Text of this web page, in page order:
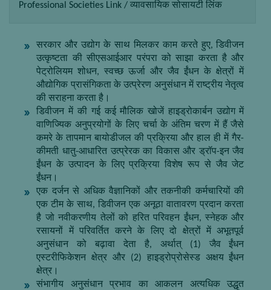
Professional Societies Link / व्यावसायिक सोसायटी लिंक
सरकार और उद्योग के साथ मिलकर काम करते हुए, डिवीजन
उत्कृष्टता की सीएसआईआर परंपरा को साझा करता है और
पेट्रोलियम शोधन, स्वच्छ ऊर्जा और जैव ईंधन के क्षेत्रों में
औद्योगिक प्रासंगिकता के उत्प्रेरण अनुसंधान में राष्ट्रीय नेतृत्व
की सराहना करता है।
डिवीजन में की गई कई मौलिक खोजें हाइड्रोकार्बन उद्योग में
वाणिज्यिक अनुप्रयोगों के लिए चर्चा के अंतिम चरण में हैं जैसे
कमरे के तापमान बायोडीजल की प्रक्रिया और हाल ही में गैर-
कीमती धातु-आधारित उत्प्रेरक का विकास और ड्रॉप-इन जैव
ईंधन के उत्पादन के लिए प्रक्रिया विशेष रूप से जैव जेट
ईंधन।
एक दर्जन से अधिक वैज्ञानिकों और तकनीकी कर्मचारियों की
एक टीम के साथ, डिवीजन एक अनूठा वातावरण प्रदान करता
है जो नवीकरणीय तेलों को हरित परिवहन ईंधन, स्नेहक और
रसायनों में परिवर्तित करने के लिए दो क्षेत्रों में अभूतपूर्व
अनुसंधान को बढ़ावा देता है, अर्थात् (1) जैव ईंधन
एस्टरीफिकेशन क्षेत्र और (2) हाइड्रोप्रोसेस्ड अक्षय ईंधन
क्षेत्र।
संभागीय अनुसंधान प्रभाव का आकलन अत्यधिक उद्धृत